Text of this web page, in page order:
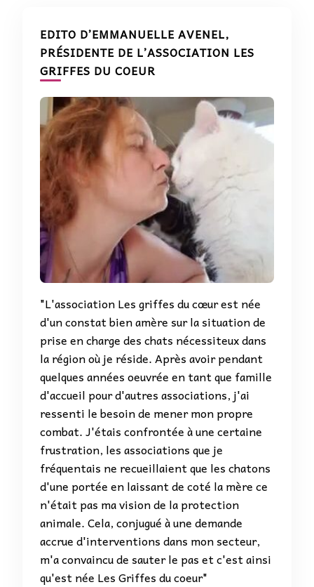
EDITO D’EMMANUELLE AVENEL,
PRÉSIDENTE DE L’ASSOCIATION LES
GRIFFES DU COEUR
"L'association Les griffes du cœur est née
d'un constat bien amère sur la situation de
prise en charge des chats nécessiteux dans
la région où je réside. Après avoir pendant
quelques années oeuvrée en tant que famille
d'accueil pour d'autres associations, j'ai
ressenti le besoin de mener mon propre
combat. J'étais confrontée à une certaine
frustration, les associations que je
fréquentais ne recueillaient que les chatons
d'une portée en laissant de coté la mère ce
n'était pas ma vision de la protection
animale. Cela, conjugué à une demande
accrue d'interventions dans mon secteur,
m'a convaincu de sauter le pas et c'est ainsi
qu'est née Les Griffes du coeur"